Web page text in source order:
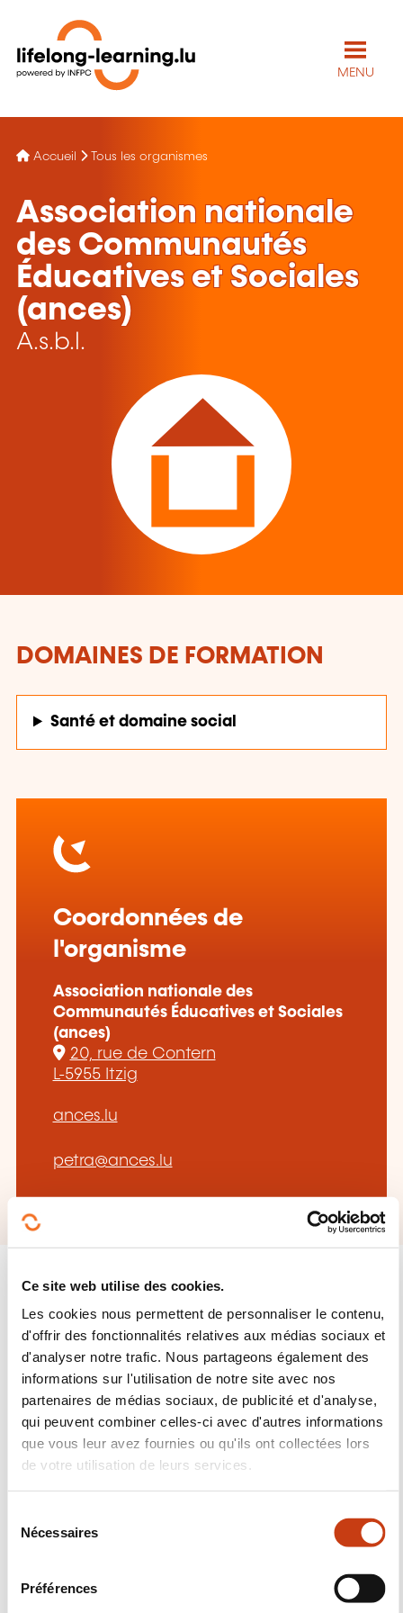
Ce site web utilise des cookies.
Les cookies nous permettent de personnaliser le contenu,
d'offrir des fonctionnalités relatives aux médias sociaux et
d'analyser notre trafic. Nous partageons également des
informations sur l'utilisation de notre site avec nos
partenaires de médias sociaux, de publicité et d'analyse,
qui peuvent combiner celles-ci avec d'autres informations
que vous leur avez fournies ou qu'ils ont collectées lors
de votre utilisation de leurs services.
Nécessaires
Préférences
MENU
Accueil Tous les organismes
Association nationale
des Communautés
Éducatives et Sociales
(ances)
A.s.b.l.
DOMAINES DE FORMATION
Santé et domaine social
Coordonnées de
l'organisme
Association nationale des
Communautés Éducatives et Sociales
(ances)
20, rue de Contern
L-5955 Itzig
ances.lu
petra@ances.lu
Suivez-nous!
Facebook
TwitterLinkedInYouTube